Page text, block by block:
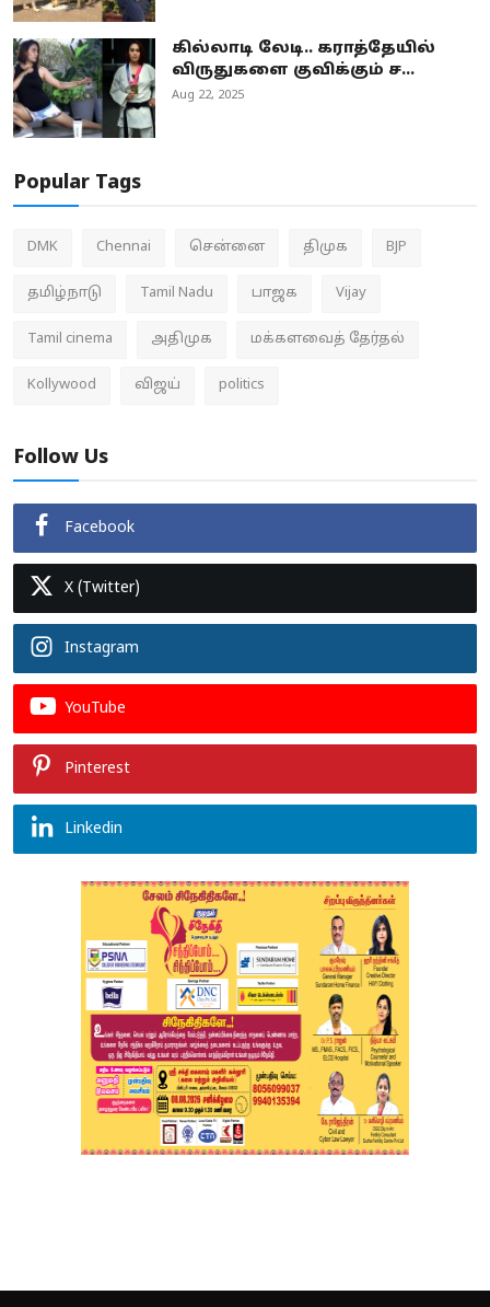
கில்லாடி லேடி.. கராத்தேயில்
விருதுகளை குவிக்கும் ச...
Aug 22, 2025
Popular Tags
DMK Chennai சென்னை திமுக BJP
தமிழ்நாடு Tamil Nadu பாஜக Vijay
Tamil cinema அதிமுக மக்களவைத் தேர்தல்
Kollywood விஜய் politics
Follow Us
Facebook
X (Twitter)
Instagram
YouTube
Pinterest
Linkedin